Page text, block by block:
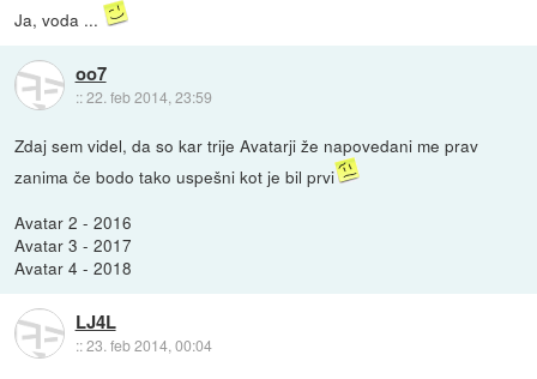
Ja, voda ...
oo7
::22. feb 2014, 23:59
Zdaj sem videl, da so kar trije Avatarji že napovedani me prav
zanima če bodo tako uspešni kot je bil prvi
Avatar 2 - 2016
Avatar 3 - 2017
Avatar 4 - 2018
LJ4L
::23. feb 2014, 00:04